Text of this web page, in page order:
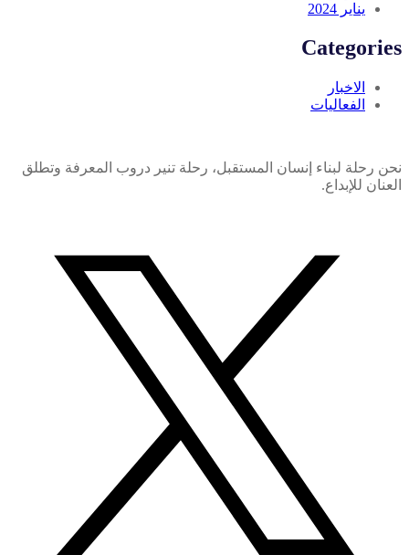
يناير 2024
Categories
الاخبار
الفعاليات
نحن رحلة لبناء إنسان المستقبل، رحلة تنير دروب المعرفة وتطلق
العنان للإبداع.